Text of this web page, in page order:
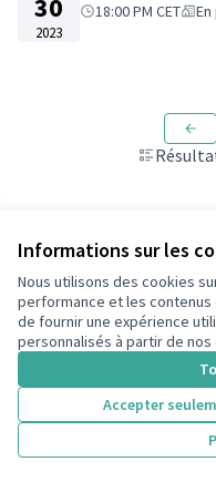
Informations sur les
Nous utilisons des cookies
performance et les
de fournir une expérience
personnalisés à partir de nos
Accepter
30
2023
18:00 PM CET
Voir toutes les rencontres
Conditions d'utilisation
Paramètres des cookies
Site réalisé grâce aulogiciel libre